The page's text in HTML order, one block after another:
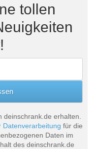
tollen
erhalten.
Datenverarbeitung für die
Daten im
des deinschrank.de